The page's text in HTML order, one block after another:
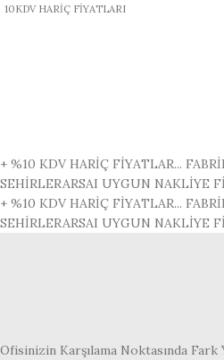
10KDV HARİÇ FİYATLARI
+ %10 KDV HARİÇ FİYATLAR...
SEHİRLERARSAI UYGUN NAKLİYE
+ %10 KDV HARİÇ FİYATLAR...
SEHİRLERARSAI UYGUN NAKLİYE
Ofisinizin Karşılama Noktasında Fark